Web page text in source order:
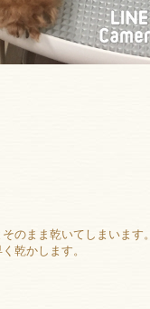
のまま乾いてしまいます。
乾かします。